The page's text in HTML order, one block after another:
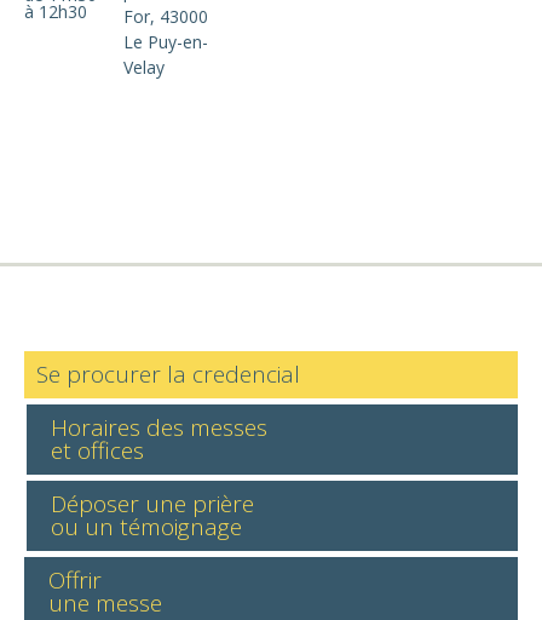
à 12h30
For, 43000
Le Puy-en-
Velay
Se procurer la credencial
Horaires des messes
et offices
Déposer une prière
ou un témoignage
Offrir
une messe